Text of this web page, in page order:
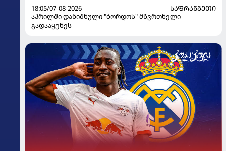
18:05/07-08-2026
ᲡᲐᲤᲠᲐᲜᲒᲔᲗᲘ
აპრილში დანიშნული "ბორდოს" მწვრთნელი
გადააყენეს